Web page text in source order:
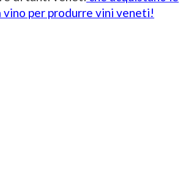
vino per produrre vini veneti!